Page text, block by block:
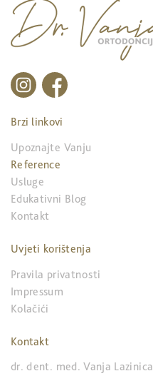
Brzi linkovi
Upoznajte Vanju
Reference
Usluge
Edukativni Blog
Kontakt
Uvjeti korištenja
Pravila privatnosti
Impressum
Kolačići
Kontakt
dr. dent. med. Vanja Lazinica